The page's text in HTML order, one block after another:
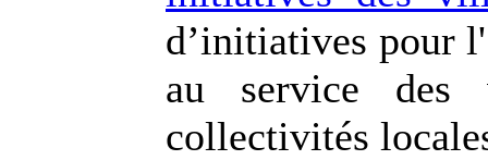
d’initiatives pour
au service
collectivités